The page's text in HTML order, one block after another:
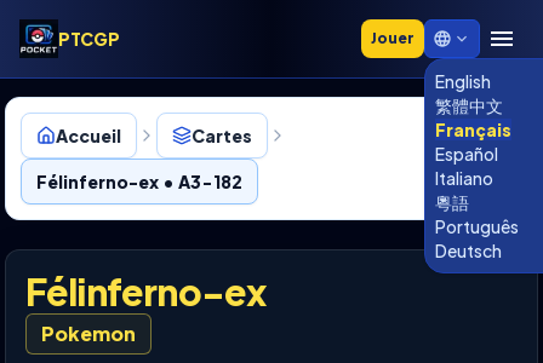
PTCGP Jouer
English
繁體中文
Français
Español
Italiano
粵語
Português
Deutsch
Accueil Cartes
Félinferno-ex • A3-182
Félinferno-ex
Pokemon